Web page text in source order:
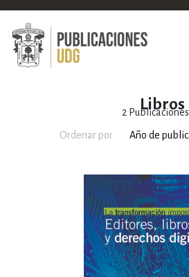
Libros
2 Publicaciones
Ordenar por